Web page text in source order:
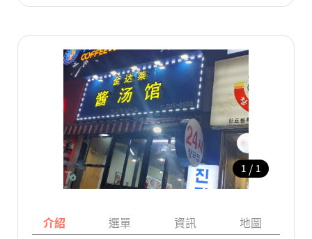
1 / 1
介紹 選單 資訊 地圖